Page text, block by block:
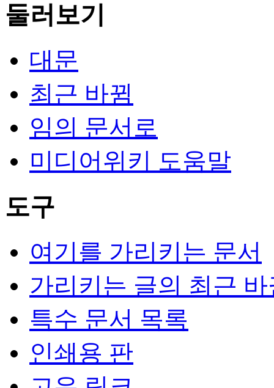
둘러보기
대문
최근 바뀜
임의 문서로
미디어위키 도움말
도구
여기를 가리키는 문서
가리키는 글의 최근 바
특수 문서 목록
인쇄용 판